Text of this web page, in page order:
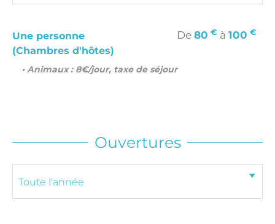
Une personne
(Chambres d'hôtes)
De 80 € à 100 €
• Animaux : 8€/jour, taxe de séjour
Ouvertures